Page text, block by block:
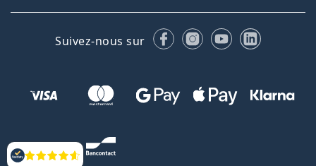
Évaluation
Suivez-nous sur FacebookInstagram
YouTubeLinkedIn